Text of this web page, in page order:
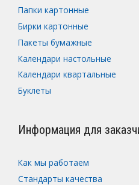
Папки картонные
Бирки картонные
Пакеты бумажные
Календари настольные
Календари квартальные
Буклеты
Информация для
Как мы работаем
Стандарты качества